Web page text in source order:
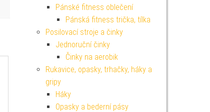
Pánské fitness oblečení
Pánská fitness trička, tílka
Posilovací stroje a činky
Jednoruční činky
Činky na aerobik
Rukavice, opasky, trhačky, háky a
gripy
Háky
Opasky a bederní pásy